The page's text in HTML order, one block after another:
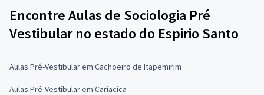
Encontre Aulas de Sociologia Pré
Vestibular no estado do Espirio Santo
Aulas Pré-Vestibular em Cachoeiro de Itapemirim
Aulas Pré-Vestibular em Cariacica